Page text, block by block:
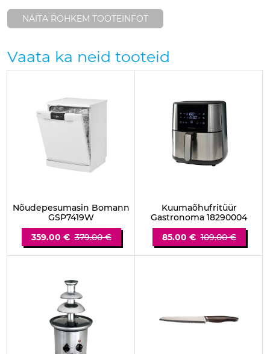
NÄITA ROHKEM TOOTEINFOT
Vaata ka neid tooteid
Nõudepesumasin Bomann
GSP7419W
359.00 € 379.00 €
Kuumaõhufritüür
Gastronoma 18290004
85.00 € 109.00 €